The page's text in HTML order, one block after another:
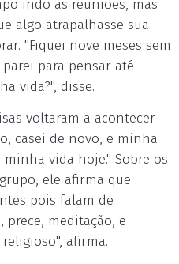
indo às reuniões, mas
algo atrapalhasse sua
"Fiquei nove meses sem
para pensar até
vida?", disse.
voltaram a acontecer
casei de novo, e minha
vida hoje." Sobre os
ele afirma que
pois falam de
meditação, e
afirma.